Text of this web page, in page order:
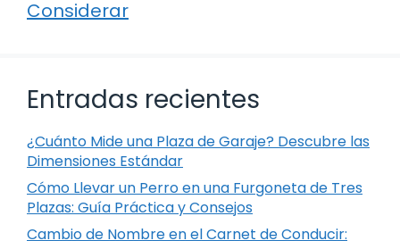
Considerar
Entradas recientes
¿Cuánto Mide una Plaza de Garaje? Descubre las
Dimensiones Estándar
Cómo Llevar un Perro en una Furgoneta de Tres
Plazas: Guía Práctica y Consejos
Cambio de Nombre en el Carnet de Conducir: